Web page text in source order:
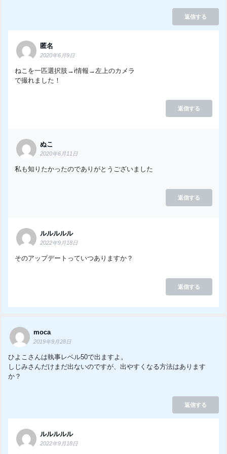
返信する
匿名
2020年6月9日
ねこを一匹選択肢→i情報→左上のカメラ
で撮れました！
返信する
ぬこ
2020年6月11日
私も知りたかったのでありがとうございました
返信する
ルルルルル
2022年9月18日
そのアップデートっていつありますか？
返信する
moca
2019年9月28日
ひよこさんは執事レベル50で出ますよ。
しじみさんだけまだ出ないのですが、出やすくなる方法はあります
か？
返信する
ルルルルル
2022年9月18日